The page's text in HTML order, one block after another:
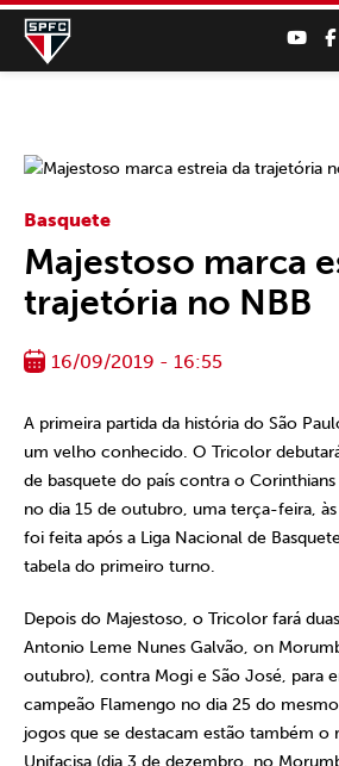
Basquete
Majestoso marca
trajetória no NBB
16/09/2019 - 16:55
A primeira partida da história do São
um velho conhecido. O Tricolor
de basquete do país contra o
no dia 15 de outubro, uma terça-feira,
foi feita após a Liga Nacional de
tabela do primeiro turno.
Depois do Majestoso, o Tricolor fará
Antonio Leme Nunes Galvão, on
outubro), contra Mogi e São José, para
campeão Flamengo no dia 25 do
jogos que se destacam estão também
Unifacisa (dia 3 de dezembro, no